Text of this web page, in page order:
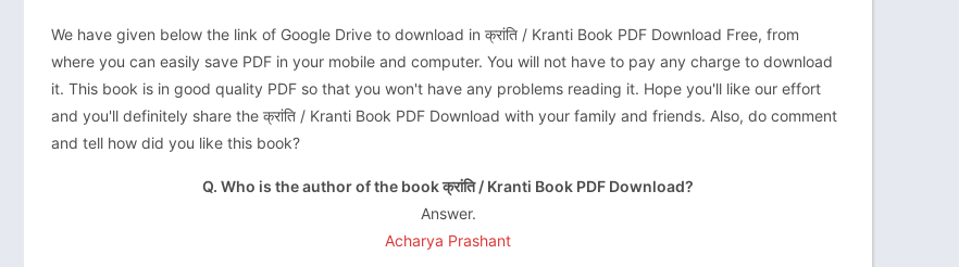
We have given below the link of Google Drive to download in क्रांति / Kranti Book PDF Download Free, from
where you can easily save PDF in your mobile and computer. You will not have to pay any charge to download
it. This book is in good quality PDF so that you won't have any problems reading it. Hope you'll like our effort
and you'll definitely share the क्रांति / Kranti Book PDF Download with your family and friends. Also, do comment
and tell how did you like this book?
Q. Who is the author of the book क्रांति / Kranti Book PDF Download?
Answer.
Acharya Prashant